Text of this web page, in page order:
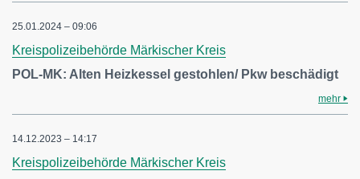
25.01.2024 – 09:06
Kreispolizeibehörde Märkischer Kreis
POL-MK: Alten Heizkessel gestohlen/ Pkw beschädigt
mehr
14.12.2023 – 14:17
Kreispolizeibehörde Märkischer Kreis